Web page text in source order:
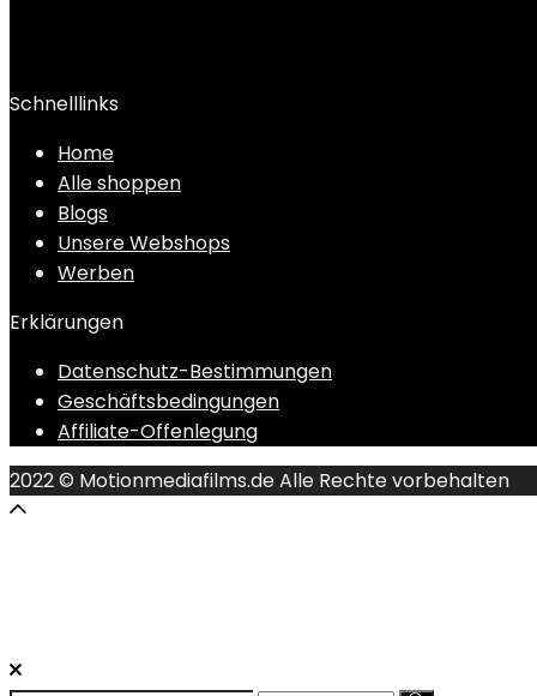
Schnelllinks
Home
Alle shoppen
Blogs
Unsere Webshops
Werben
Erklärungen
Datenschutz-Bestimmungen
Geschäftsbedingungen
Affiliate-Offenlegung
2022 © Motionmediafilms.de Alle Rechte vorbehalten